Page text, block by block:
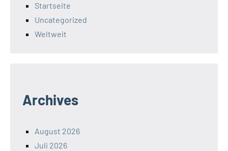
Startseite
Uncategorized
Weltweit
Archives
August 2026
Juli 2026